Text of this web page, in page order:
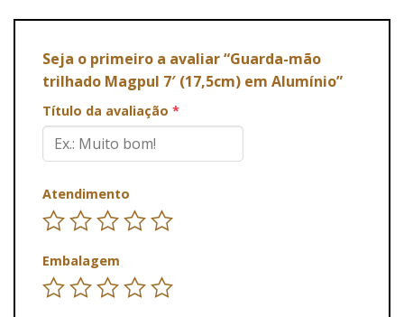
Seja o primeiro a avaliar “Guarda-mão
trilhado Magpul 7′ (17,5cm) em Alumínio”
Título da avaliação *
Atendimento
Embalagem